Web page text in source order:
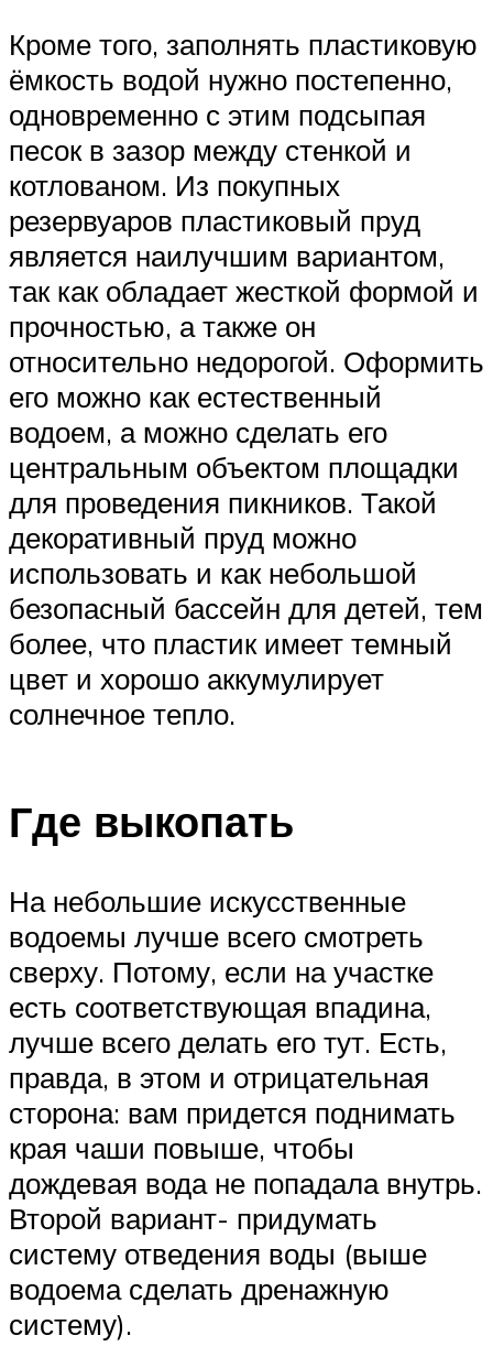
Кроме того, заполнять пластиковую
ёмкость водой нужно постепенно,
одновременно с этим подсыпая
песок в зазор между стенкой и
котлованом. Из покупных
резервуаров пластиковый пруд
является наилучшим вариантом,
так как обладает жесткой формой и
прочностью, а также он
относительно недорогой. Оформить
его можно как естественный
водоем, а можно сделать его
центральным объектом площадки
для проведения пикников. Такой
декоративный пруд можно
использовать и как небольшой
безопасный бассейн для детей, тем
более, что пластик имеет темный
цвет и хорошо аккумулирует
солнечное тепло.
Где выкопать
На небольшие искусственные
водоемы лучше всего смотреть
сверху. Потому, если на участке
есть соответствующая впадина,
лучше всего делать его тут. Есть,
правда, в этом и отрицательная
сторона: вам придется поднимать
края чаши повыше, чтобы
дождевая вода не попадала внутрь.
Второй вариант- придумать
систему отведения воды (выше
водоема сделать дренажную
систему).